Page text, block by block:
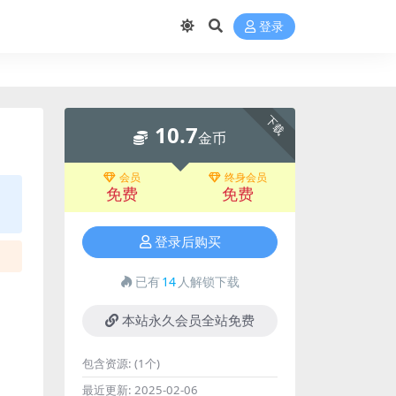
登录
下载
10.7金币
会员
免费
终身会员
免费
登录后购买
已有14 人解锁下载
本站永久会员全站免费
包含资源: (1个)
最近更新: 2025-02-06